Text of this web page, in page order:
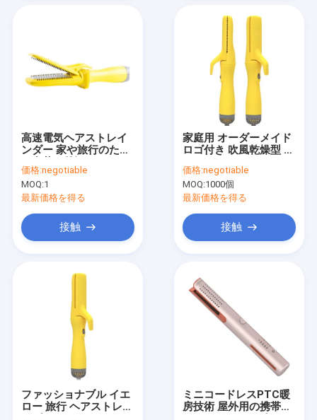
高速電気ヘアストレイ
ンダー 家や旅行のため
価格:negotiable
MOQ:1
最新価格を得る
接触
家庭用 オーダーメイド
ロゴ付き 吹風乾燥型 ヘ
ー
価格:negotiable
MOQ:1000個
最新価格を得る
接触
ファッショナブル イエ
ロー 旅行 ヘアストレイ
ミニコードレスPTC暖
房技術 屋外用の携帯型